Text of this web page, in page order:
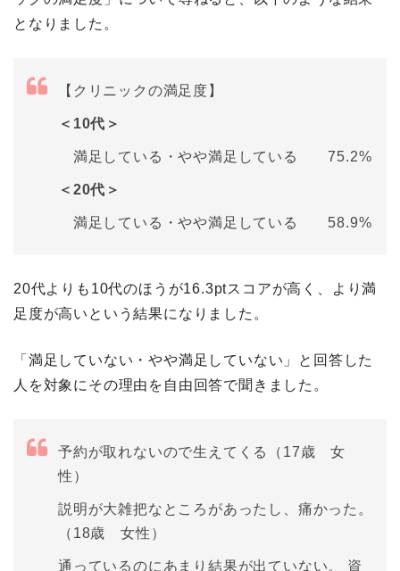
となりました。
【クリニックの満足度】
＜10代＞
満足している・やや満足している 75.2%
＜20代＞
満足している・やや満足している 58.9%
20代よりも10代のほうが16.3ptスコアが高く、より満
足度が高いという結果になりました。
「満足していない・やや満足していない」と回答した
人を対象にその理由を自由回答で聞きました。
予約が取れないので生えてくる（17歳 女
性）
説明が大雑把なところがあったし、痛かった。
（18歳 女性）
通っているのにあまり結果が出ていない。 資